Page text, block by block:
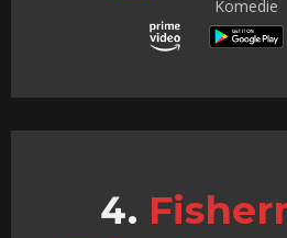
Komedie